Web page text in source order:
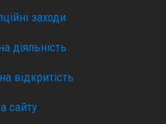
заходи
діяльність
відкритість
сайту